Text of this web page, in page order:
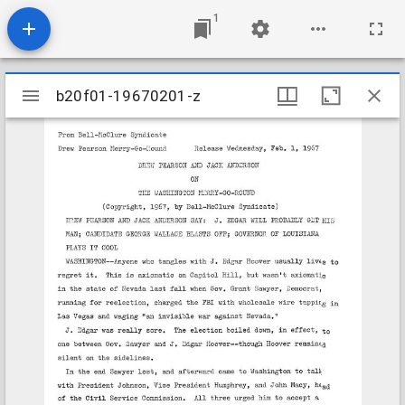
1
Mirador
viewer
b20f01-19670201-z
b20f01-19670201-z